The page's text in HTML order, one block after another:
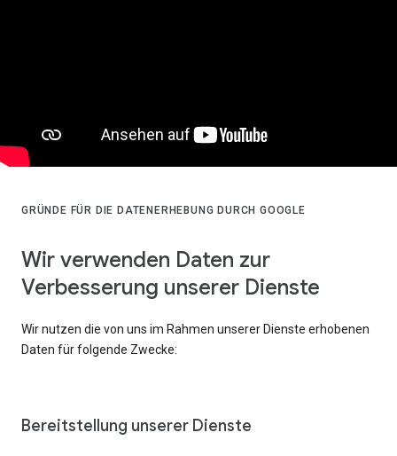
GRÜNDE FÜR DIE DATENERHEBUNG DURCH GOOGLE
Wir verwenden Daten zur
Verbesserung unserer Dienste
Wir nutzen die von uns im Rahmen unserer Dienste erhobenen
Daten für folgende Zwecke:
Bereitstellung unserer Dienste